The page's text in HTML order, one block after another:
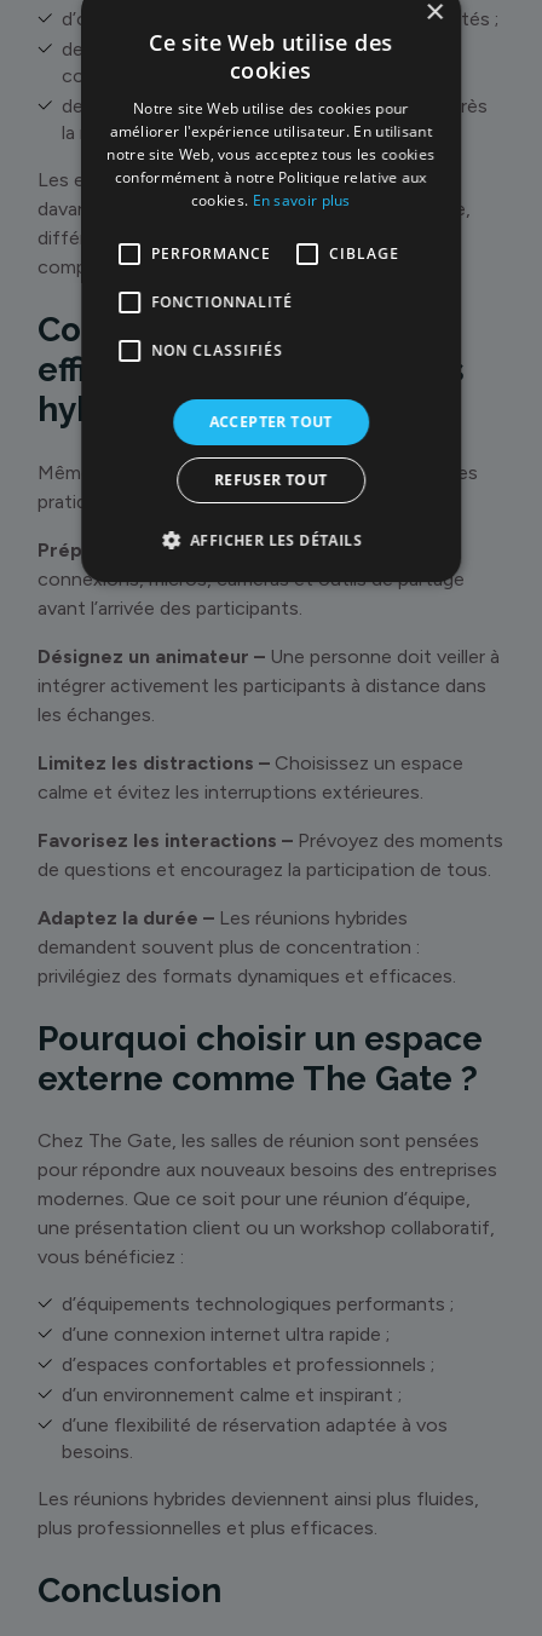
d’offrir une expérience plus qualitative aux invités ;
de créer un environnement plus dynamique et
collaboratif ;
de faciliter les échanges informels avant et après
la réunion.
Les espaces externes apportent également
davantage de flexibilité : réservation à la demande,
différentes tailles de salles et services
complémentaires.
Comment préparer
efficacement vos réunions
hybrides
Même avec un excellent espace, certaines bonnes
pratiques restent indispensables :
Préparez la technique à l’avance –Testez les
connexions, micros, caméras et outils de partage
avant l’arrivée des participants.
Désignez un animateur – Une personne doit veiller à
intégrer activement les participants à distance dans
les échanges.
Limitez les distractions – Choisissez un espace
calme et évitez les interruptions extérieures.
Favorisez les interactions – Prévoyez des moments
de questions et encouragez la participation de tous.
Adaptez la durée – Les réunions hybrides
demandent souvent plus de concentration :
privilégiez des formats dynamiques et efficaces.
Pourquoi choisir un espace
externe comme The Gate ?
Chez The Gate, les salles de réunion sont pensées
pour répondre aux nouveaux besoins des entreprises
modernes. Que ce soit pour une réunion d’équipe,
une présentation client ou un workshop collaboratif,
vous bénéficiez :
d’équipements technologiques performants ;
d’une connexion internet ultra rapide ;
d’espaces confortables et professionnels ;
d’un environnement calme et inspirant ;
d’une flexibilité de réservation adaptée à vos
besoins.
Les réunions hybrides deviennent ainsi plus fluides,
plus professionnelles et plus efficaces.
Conclusion
×
Ce site Web utilise des
cookies
Notre site Web utilise des cookies pour
améliorer l'expérience utilisateur. En utilisant
notre site Web, vous acceptez tous les cookies
conformément à notre Politique relative aux
cookies. En savoir plus
PERFORMANCE CIBLAGE
FONCTIONNALITÉ
NON CLASSIFIÉS
ACCEPTER TOUT
REFUSER TOUT
AFFICHER LES DÉTAILS